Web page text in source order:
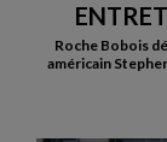
Roche Bobois
américain